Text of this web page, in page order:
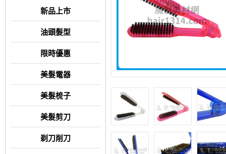
新品上市
油頭髮型
限時優惠
美髮電器
美髮梳子
美髮剪刀
剃刀削刀